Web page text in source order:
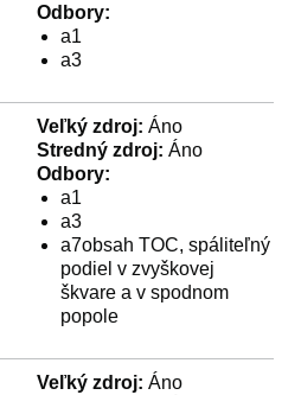
Odbory:
a1
a3
Veľký zdroj: Áno
Stredný zdroj: Áno
Odbory:
a1
a3
a7obsah TOC, spáliteľný
podiel v zvyškovej
škvare a v spodnom
popole
Veľký zdroj: Áno